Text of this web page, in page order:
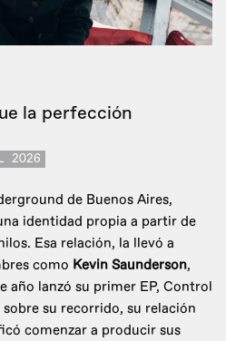
la perfección
2026
de Buenos Aires,
identidad propia a partir de
Esa relación, la llevó a
como Kevin Saunderson,
año lanzó su primer EP, Control
su recorrido, su relación
comenzar a producir sus